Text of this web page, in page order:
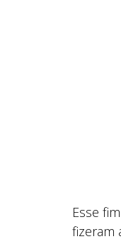
Esse
fizeram